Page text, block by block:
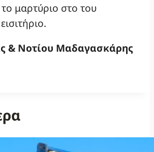
το μαρτύριο στο του
& Νοτίου Μαδαγασκάρης